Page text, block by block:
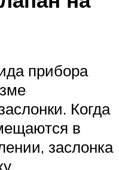
прибора
Когда
в
заслонка